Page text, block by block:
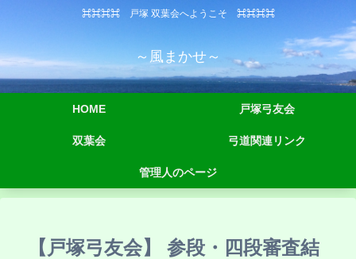
⌘⌘⌘⌘ 戸塚 双葉会へようこそ ⌘⌘⌘⌘
～風まかせ～
HOME 戸塚弓友会
双葉会 弓道関連リンク
管理人のページ
【戸塚弓友会】 参段・四段審査結